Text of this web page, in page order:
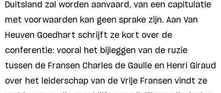
Duitsland zal worden aanvaard, van een capitulatie
met voorwaarden kan geen sprake zijn. Aan Van
Heuven Goedhart schrijft ze kort over de
conferentie: vooral het bijleggen van de ruzie
tussen de Fransen Charles de Gaulle en Henri Giraud
over het leiderschap van de Vrije Fransen vindt ze